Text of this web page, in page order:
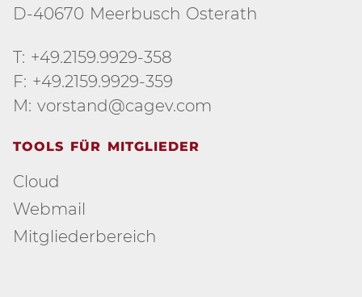
D-40670 Meerbusch Osterath
T: +49.2159.9929-358
F: +49.2159.9929-359
M: vorstand@cagev.com
TOOLS FÜR MITGLIEDER
Cloud
Webmail
Mitgliederbereich